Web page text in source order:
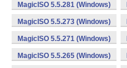
MagicISO 5.5.281 (Windows)
MagicISO 5.5.273 (Windows)
MagicISO 5.5.271 (Windows)
MagicISO 5.5.265 (Windows)